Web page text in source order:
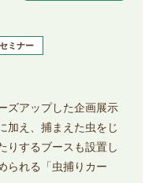
ミナー
ズアップした企画展示
加え、捕まえた虫をじ
りするブースも設置し
られる「虫捕りカー